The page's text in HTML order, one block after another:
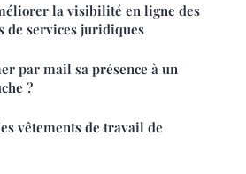
la visibilité en ligne des
de services juridiques
par mail sa présence à un
?
vêtements de travail de